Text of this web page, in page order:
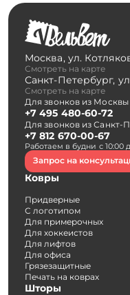
Москва, ул.
Смотреть на карте
Санкт-Петербург,
Смотреть на карте
Для звонков из
+7 495 480-60-72
Для звонков из Санкт-
+7 812 670-00-67
Работаем в будни с 10:00
Запрос на
Ковры
Придверные
С логотипом
Для примерочных
Для хоккеистов
Для лифтов
Для офиса
Грязезащитные
Печать на коврах
Шторы